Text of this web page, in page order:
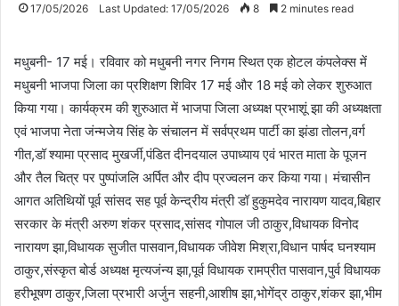
17/05/2026 Last Updated: 17/05/2026 8 2 minutes read
मधुबनी- 17 मई। रविवार को मधुबनी नगर निगम स्थित एक होटल कंपलेक्स में
मधुबनी भाजपा जिला का प्रशिक्षण शिविर 17 मई और 18 मई को लेकर शुरुआत
किया गया। कार्यक्रम की शुरुआत में भाजपा जिला अध्यक्ष प्रभाशूं झा की अध्यक्षता
एवं भाजपा नेता जंन्मजेय सिंह के संचालन में सर्वप्रथम पार्टी का झंडा तोलन,वर्ग
गीत,डॉ श्यामा प्रसाद मुखर्जी,पंडित दीनदयाल उपाध्याय एवं भारत माता के पूजन
और तैल चित्र पर पुष्पांजलि अर्पित और दीप प्रज्वलन कर किया गया। मंचासीन
आगत अतिथियों पूर्व सांसद सह पूर्व केन्द्रीय मंत्री डॉ हुकुमदेव नारायण यादव,बिहार
सरकार के मंत्री अरुण शंकर प्रसाद,सांसद गोपाल जी ठाकुर,विधायक विनोद
नारायण झा,विधायक सुजीत पासवान,विधायक जीवेश मिश्रा,विधान पार्षद घनश्याम
ठाकुर,संस्कृत बोर्ड अध्यक्ष मृत्यजंन्य झा,पूर्व विधायक रामप्रीत पासवान,पुर्व विधायक
हरीभूषण ठाकुर,जिला प्रभारी अर्जुन सहनी,आशीष झा,भोगेंद्र ठाकुर,शंकर झा,भीम